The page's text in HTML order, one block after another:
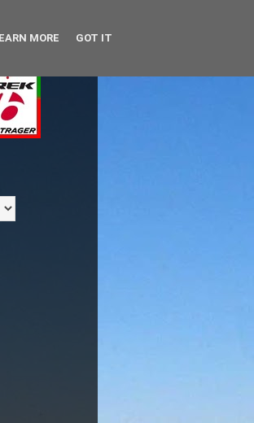
MORE GOT IT